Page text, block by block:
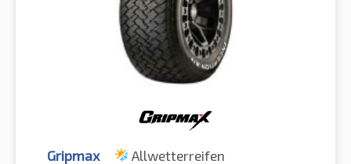
Gripmax Allwetterreifen